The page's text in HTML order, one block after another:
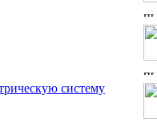
систему